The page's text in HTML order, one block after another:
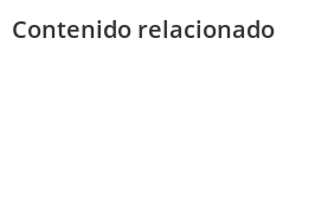
Contenido relacionado